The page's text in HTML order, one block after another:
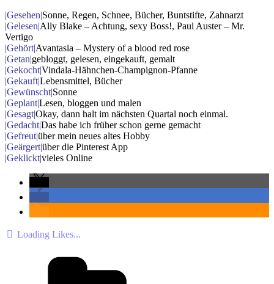
|Gesehen|Sonne, Regen, Schnee, Bücher, Buntstifte, Zahnarzt
|Gelesen|Ally Blake – Achtung, sexy Boss!, Paul Auster – Mr.
Vertigo
|Gehört|Avantasia – Mystery of a blood red rose
|Getan|gebloggt, gelesen, eingekauft, gemalt
|Gekocht|Vindala-Hähnchen-Champignon-Pfanne
|Gekauft|Lebensmittel, Bücher
|Gewünscht|Sonne
|Geplant|Lesen, bloggen und malen
|Gesagt|Okay, dann halt im nächsten Quartal noch einmal.
|Gedacht|Das habe ich früher schon gerne gemacht
|Gefreut|über mein neues altes Hobby
|Geärgert|über die Pinterest App
|Geklickt|vieles Online
Loading Likes...